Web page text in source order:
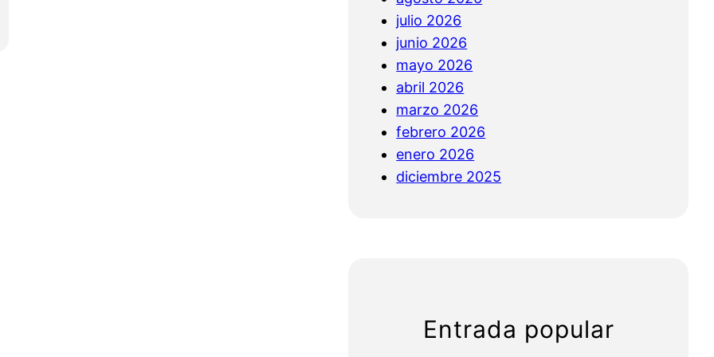
julio 2026
junio 2026
mayo 2026
abril 2026
marzo 2026
febrero 2026
enero 2026
diciembre 2025
Entrada popular